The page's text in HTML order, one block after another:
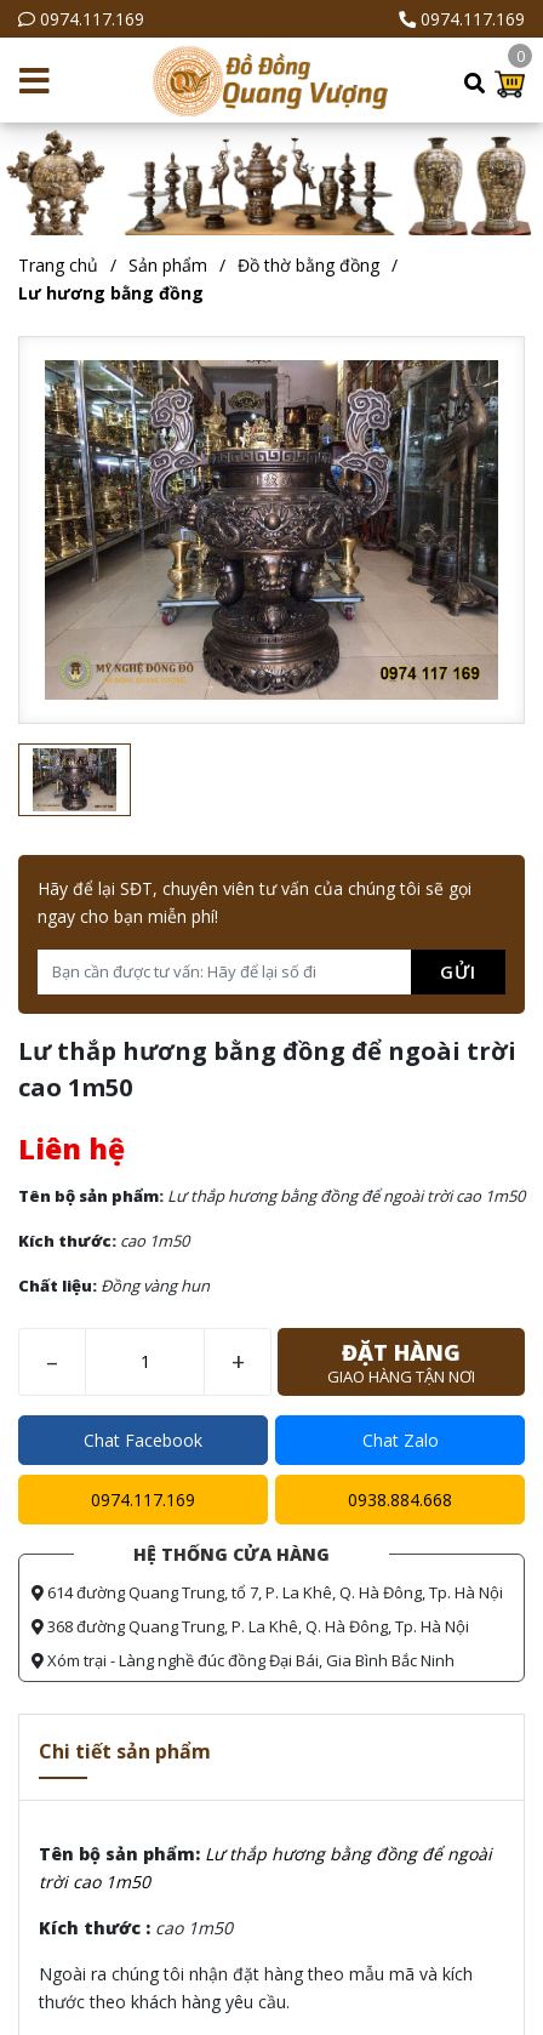
0974.117.169 0974.117.169
0
Trang chủ Sản phẩm
Đồ thờ bằng đồng
Lư hương bằng đồng
Hãy để lại SĐT, chuyên viên tư vấn của chúng tôi sẽ gọi
ngay cho bạn miễn phí!
GỬI
Lư thắp hương bằng đồng để ngoài trời
cao 1m50
Liên hệ
Tên bộ sản phẩm: Lư thắp hương bằng đồng để ngoài trời cao 1m50
Kích thước: cao 1m50
Chất liệu: Đồng vàng hun
– + ĐẶT HÀNG
GIAO HÀNG TẬN NƠI
Chat Facebook Chat Zalo
0974.117.169 0938.884.668
HỆ THỐNG CỬA HÀNG
614 đường Quang Trung, tổ 7, P. La Khê, Q. Hà Đông, Tp. Hà Nội
368 đường Quang Trung, P. La Khê, Q. Hà Đông, Tp. Hà Nội
Xóm trại - Làng nghề đúc đồng Đại Bái, Gia Bình Bắc Ninh
Chi tiết sản phẩm
Tên bộ sản phẩm: Lư thắp hương bằng đồng để ngoài
trời cao 1m50
Kích thước : cao 1m50
Ngoài ra chúng tôi nhận đặt hàng theo mẫu mã và kích
thước theo khách hàng yêu cầu.